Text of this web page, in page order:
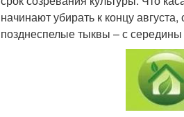
начинают убирать к концу
позднеспелые тыквы – с середины